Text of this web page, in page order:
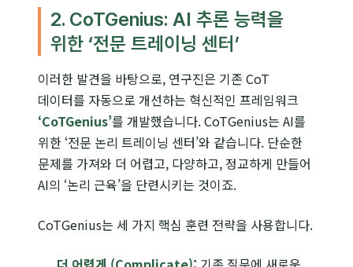
2. CoTGenius: AI 추론 능력을
위한 ‘전문 트레이닝 센터’
이러한 발견을 바탕으로, 연구진은 기존 CoT
데이터를 자동으로 개선하는 혁신적인 프레임워크
‘CoTGenius’를 개발했습니다. CoTGenius는 AI를
위한 ‘전문 논리 트레이닝 센터’와 같습니다. 단순한
문제를 가져와 더 어렵고, 다양하고, 정교하게 만들어
AI의 ‘논리 근육’을 단련시키는 것이죠.
CoTGenius는 세 가지 핵심 훈련 전략을 사용합니다.